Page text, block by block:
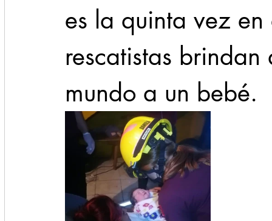
es la quinta vez
rescatistas
mundo a un bebé.